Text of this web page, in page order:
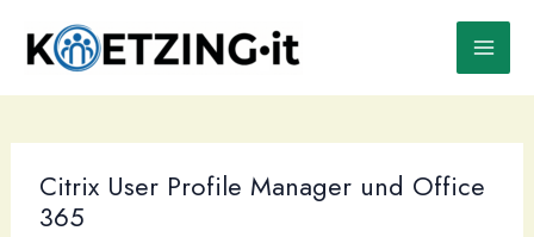
Inhalt
springen
Citrix User Profile Manager und Office
365